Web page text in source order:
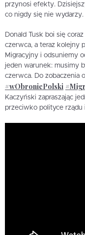
przynosi efekty.
co nigdy się nie wydarzy.
Donald Tusk boi się coraz
czerwca, a teraz kolejny
Migracyjny i odsuniemy
jeden warunek: musimy
czerwca. Do zobaczenia
#wObroniePolski
Kaczyński zapraszając
przeciwko polityce rządu